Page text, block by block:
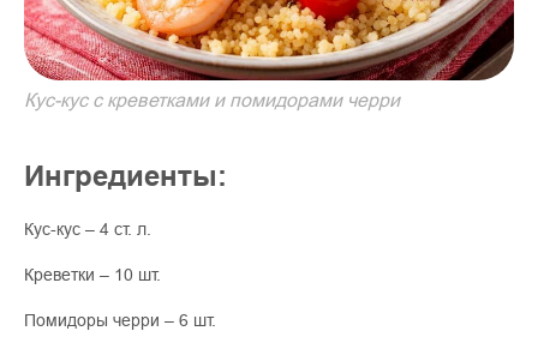
Кус-кус с креветками и помидорами черри
Ингредиенты:
Кус-кус – 4 ст. л.
Креветки – 10 шт.
Помидоры черри – 6 шт.